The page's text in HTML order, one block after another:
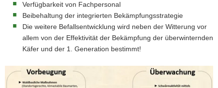
Verfügbarkeit von Fachpersonal
Beibehaltung der integrierten Bekämpfungsstrategie
Die weitere Befallsentwicklung wird neben der Witterung vor
allem von der Effektivität der Bekämpfung der überwinternden
Käfer und der 1. Generation bestimmt!